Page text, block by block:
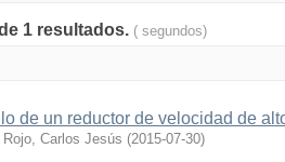
1 resultados. ( segundos)
de un reductor de velocidad de
Rojo, Carlos Jesús (2015-07-30)